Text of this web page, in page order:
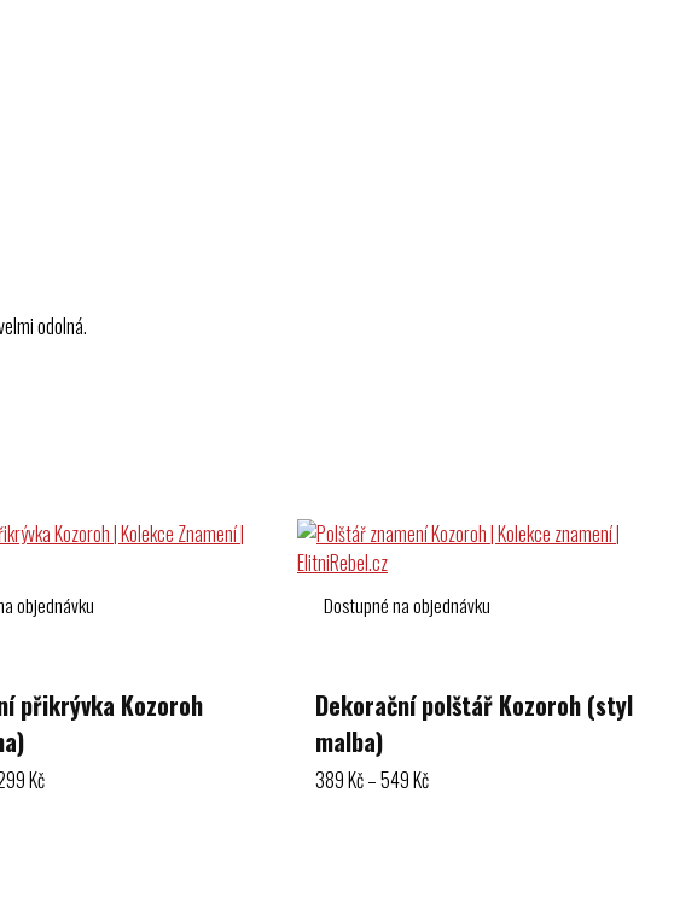
odolná.
objednávku
přikrývka Kozoroh
KčRozpětí
Dostupné na objednávku
Dekorační polštář Kozoroh (styl
malba)
389Kč–549KčRozpětí